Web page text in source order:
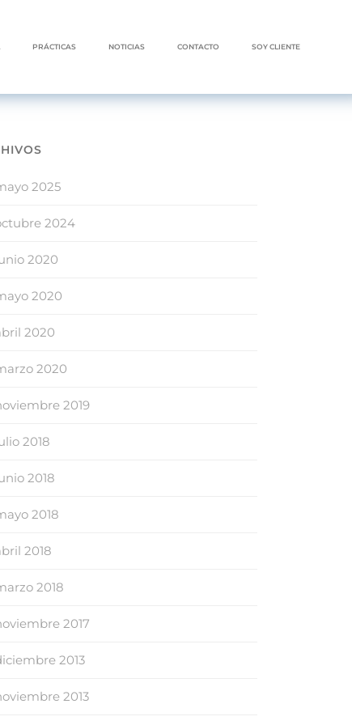
PRÁCTICAS NOTICIAS CONTACTO SOY CLIENTE
2025
2024
2020
2020
2020
2020
2019
2018
2018
2018
2018
2018
2017
2013
2013